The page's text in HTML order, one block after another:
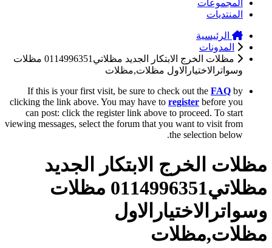
المجموعات
المنتديات
الرئيسية
المدونات
مظلات الخرج الابتكار الجديد مظلاتي0114996351 مظلات
وسواترالاختيارالاول مظلات,مظلات
If this is your first visit, be sure to check out the FAQ by
clicking the link above. You may have to register before you
can post: click the register link above to proceed. To start
viewing messages, select the forum that you want to visit from
the selection below.
مظلات الخرج الابتكار الجديد
مظلاتي0114996351 مظلات
وسواترالاختيارالاول
مظلات,مظلات